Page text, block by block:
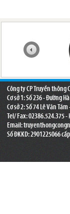
Công ty CP Truyền thông
Cơ sở 1: Số 236 - Đường
Cơ sở 2: Số 74 Lê Văn
Tel/ Fax: 02386.524.375
Email:
Số ĐKKD: 2901225066